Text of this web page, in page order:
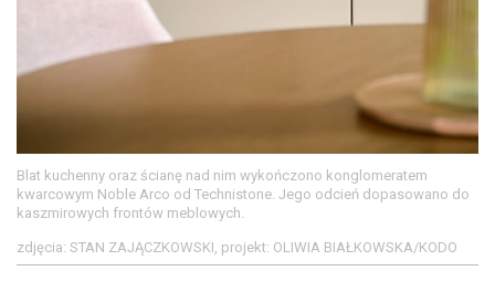
Blat kuchenny oraz ścianę nad nim wykończono konglomeratem
kwarcowym Noble Arco od Technistone. Jego odcień dopasowano do
kaszmirowych frontów meblowych.
zdjęcia: STAN ZAJĄCZKOWSKI, projekt: OLIWIA BIAŁKOWSKA/KODO